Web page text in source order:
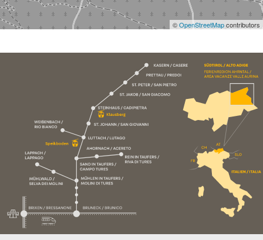
©OpenStreetMapcontributors